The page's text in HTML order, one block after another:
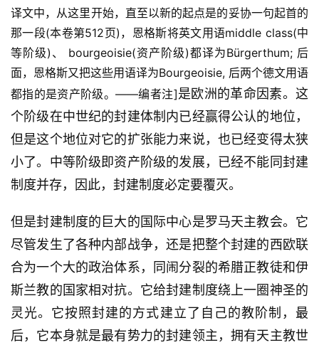
译文中，从这里开始，直至以新的起点是的妥协一句起首的
那一段(本卷第512页)，恩格斯将英文用语middle class(中
等阶级)、 bourgeoisie(资产阶级)都译为Bürgerthum; 后
面，恩格斯又把这些用语译为Bourgeoisie, 后两个德文用语
都指的是资产阶级。——编者注]是欧洲的革命因素。这
个阶级在中世纪的封建体制内已经赢得公认的地位，
但是这个地位对它的扩张能力来说，也已经变得太狭
小了。中等阶级即资产阶级的发展，已经不能同封建
制度并存，因此，封建制度必定要覆灭。
但是封建制度的巨大的国际中心是罗马天主教会。它
尽管发生了各种内部战争，还是把整个封建的西欧联
合为一个大的政治体系，同闹分裂的希腊正教徒和伊
斯兰教的国家相对抗。它给封建制度绕上一圈神圣的
灵光。它按照封建的方式建立了自己的教阶制，最
后，它本身就是最有势力的封建领主，拥有天主教世